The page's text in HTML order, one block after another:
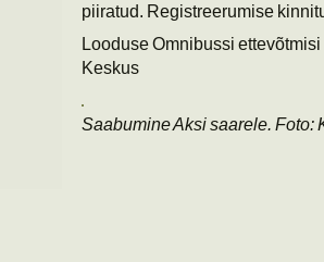
piiratud. Registreerumise
Looduse Omnibussi
Keskus
Saabumine Aksi saarele. Foto: